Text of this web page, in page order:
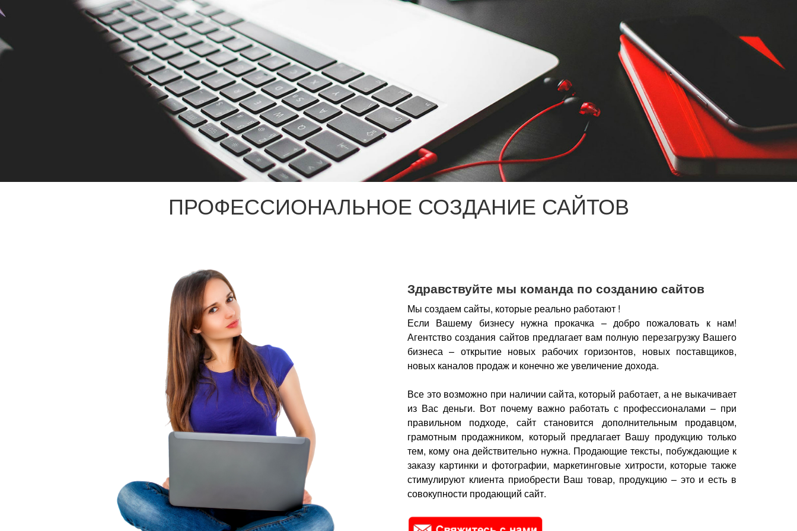
ПРОФЕССИОНАЛЬНОЕ СОЗДАНИЕ САЙТОВ
Здравствуйте мы команда по созданию сайтов
Мы создаем сайты, которые реально работают !
Если Вашему бизнесу нужна прокачка – добро пожаловать к нам!
Агентство создания сайтов предлагает вам полную перезагрузку Вашего
бизнеса – открытие новых рабочих горизонтов, новых поставщиков,
новых каналов продаж и конечно же увеличение дохода.
Все это возможно при наличии сайта, который работает, а не выкачивает
из Вас деньги. Вот почему важно работать с профессионалами – при
правильном подходе, сайт становится дополнительным продавцом,
грамотным продажником, который предлагает Вашу продукцию только
тем, кому она действительно нужна. Продающие тексты, побуждающие к
заказу картинки и фотографии, маркетинговые хитрости, которые также
стимулируют клиента приобрести Ваш товар, продукцию – это и есть в
совокупности продающий сайт.